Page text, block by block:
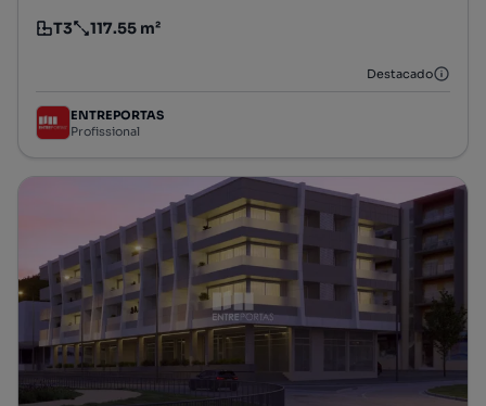
Tipologia
T3
Preço por metro quadrado
117.55 m²
Destacado
ENTREPORTAS
Profissional